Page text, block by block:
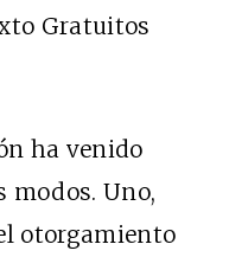
Gratuitos
ha venido
modos. Uno,
otorgamiento